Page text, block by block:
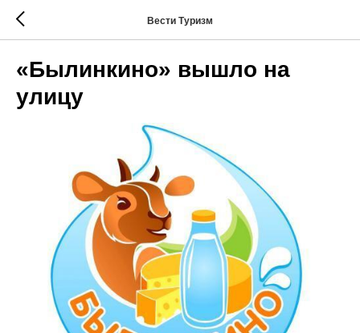
Вести Туризм
«Былинкино» вышло на
улицу